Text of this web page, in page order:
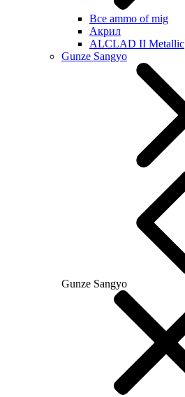
Все ammo of mig
Акрил
ALCLAD II Metallic
Gunze Sangyo
Gunze Sangyo